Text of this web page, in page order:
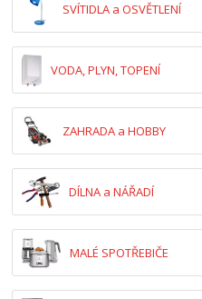
SVÍTIDLA a OSVĚTLENÍ
VODA, PLYN, TOPENÍ
ZAHRADA a HOBBY
DÍLNA a NÁŘADÍ
MALÉ SPOTŘEBIČE